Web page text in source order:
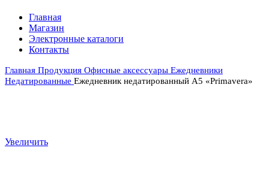
Главная
Магазин
Электронные каталоги
Контакты
Главная Продукция Офисные аксессуары Ежедневники
Недатированные Ежедневник недатированный А5 «Primavera»
Увеличить